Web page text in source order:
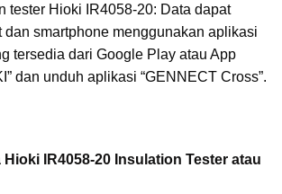
tester Hioki IR4058-20: Data dapat
dan smartphone menggunakan aplikasi
tersedia dari Google Play atau App
dan unduh aplikasi “GENNECT Cross”.
Hioki IR4058-20 Insulation Tester atau